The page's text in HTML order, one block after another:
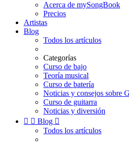
Acerca de mySongBook
Precios
Artistas
Blog
Todos los artículos
Categorías
Curso de bajo
Teoría musical
Curso de batería
Noticias y consejos sobre
Curso de guitarra
Noticias y diversión
  Blog 
Todos los artículos